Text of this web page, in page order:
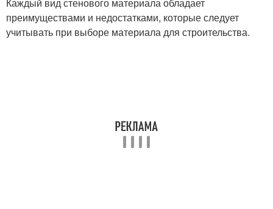
преимуществами и недостатками, которые следует
учитывать при выборе материала для строительства.